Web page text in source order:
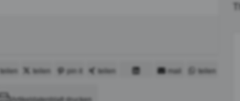
teilen teilen pin it
teilen
mail teilen